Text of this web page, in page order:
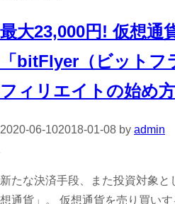
最大23,000円! 仮想通
「bitFlyer（ビットフ
フィリエイトの始め方
2020-06-102018-01-08 by admin
新たな決済手段、また投資対象
想通貨」。 仮想通貨を売り買い